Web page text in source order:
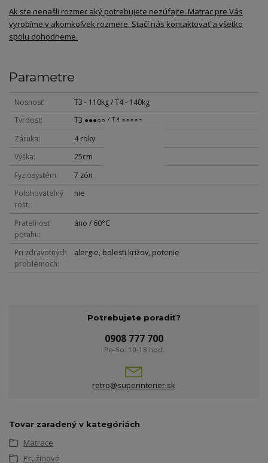
Ak ste nenašli rozmer aký potrebujete nezúfajte. Matrac pre Vás
vyrobíme v akomkoľvek rozmere. Stačí nás kontaktovať a všetko
spolu dohodneme.
Parametre
Nosnosť
T3 - 110kg / T4 - 140kg
Tvrdosť
T3 ●●●○○ / T4 ●●●●○
Záruka
4 roky
Výška
25cm
Fyziosystém
7 zón
Polohovateľný
rošt
nie
Prateľnosť
poťahu
áno / 60°C
Pri zdravotných
problémoch
alergie, bolesti krížov, potenie
Potrebujete poradiť?
0908 777 700
Po-So: 10-18 hod.
retro@superinterier.sk
Tovar zaradený v kategóriách
Matrace
Pružinové